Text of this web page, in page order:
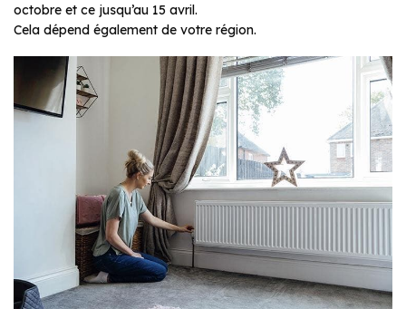
octobre et ce jusqu’au 15 avril.
Cela dépend également de votre région.